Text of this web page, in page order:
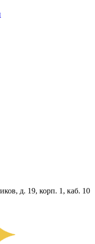
д. 19, корп. 1, каб. 10